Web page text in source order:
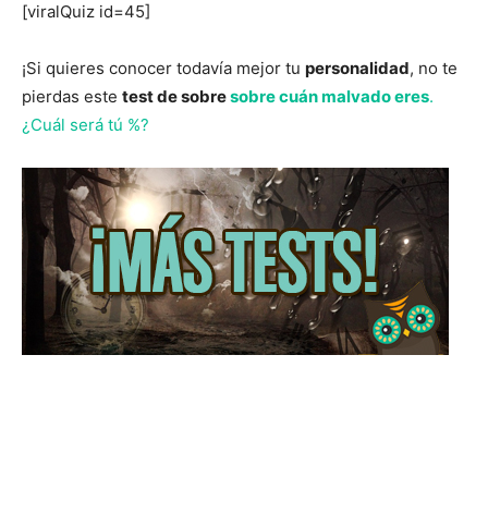
[viralQuiz id=45]
¡Si quieres conocer todavía mejor tu personalidad, no te
pierdas este test de sobresobre cuán malvado eres.
¿Cuál será tú %?